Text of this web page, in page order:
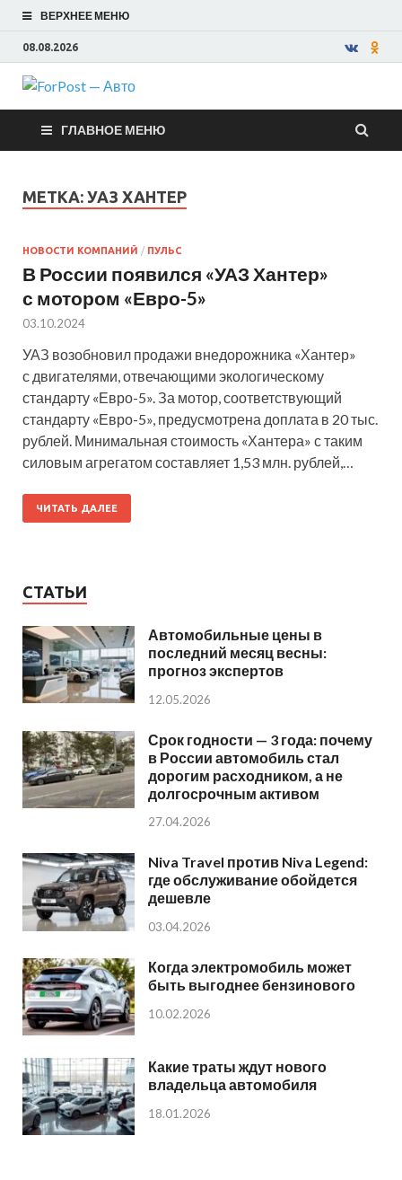
ВЕРХНЕЕ МЕНЮ
08.08.2026
ForPost —
Авто
ГЛАВНОЕ МЕНЮ
МЕТКА: УАЗ ХАНТЕР
НОВОСТИ КОМПАНИЙ / ПУЛЬС
В России появился «УАЗ Хантер»
с мотором «Евро-5»
03.10.2024
УАЗ возобновил продажи внедорожника «Хантер»
с двигателями, отвечающими экологическому
стандарту «Евро-5». За мотор, соответствующий
стандарту «Евро-5», предусмотрена доплата в 20 тыс.
рублей. Минимальная стоимость «Хантера» с таким
силовым агрегатом составляет 1,53 млн. рублей,…
ЧИТАТЬ ДАЛЕЕ
СТАТЬИ
Автомобильные цены в
последний месяц весны:
прогноз экспертов
12.05.2026
Срок годности — 3 года: почему
в России автомобиль стал
дорогим расходником, а не
долгосрочным активом
27.04.2026
Niva Travel против Niva Legend:
где обслуживание обойдется
дешевле
03.04.2026
Когда электромобиль может
быть выгоднее бензинового
10.02.2026
Какие траты ждут нового
владельца автомобиля
18.01.2026